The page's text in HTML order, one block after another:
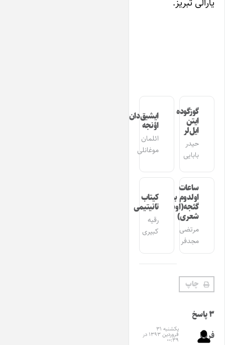
گوزگوده
ایتن
ایل‌لر
حیدر
بابایی
ایشیق‌دان
اؤنجه
ائلمان
موغانلی
ساعات
اولدوم بیر
گئجه(اوشاق
شعری)
مرتضی
مجدفر
کیتاب
تانیتیمی
رقیه
کبیری
چاپ
۳ پاسخ
فریبا
یکشنبه ۳۱
فروردین ۱۳۹۳ در
۰۰:۳۹